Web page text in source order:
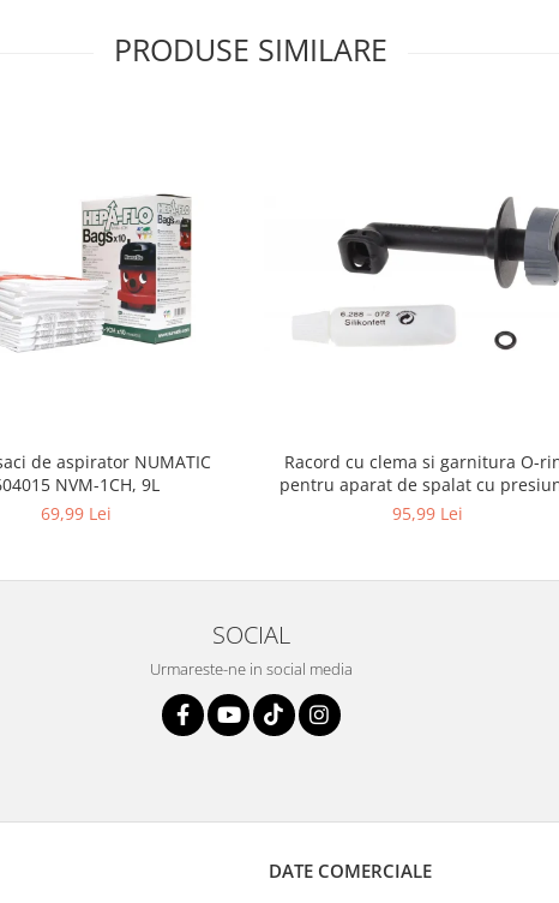
PRODUSE SIMILARE
de aspirator NUMATIC
NVM-1CH, 9L
69,99 Lei
Racord cu clema si garnitura O-
pentru aparat de spalat cu
KARCHER 4.064-047.0, K2, K3, K4
95,99 Lei
SOCIAL
Urmareste-ne in social media
DATE COMERCIALE